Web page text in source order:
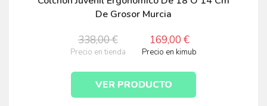
De Grosor Murcia
338,00 €
Precio en tienda
169,00 €
Precio en kimub
VER PRODUCTO